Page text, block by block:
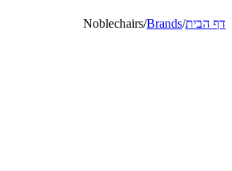
דף הבית/
Brands
/
Noblechairs